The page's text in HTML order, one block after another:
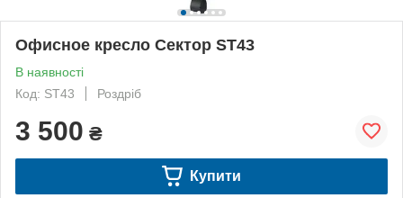
Офисное кресло Сектор ST43
В наявності
Код: ST43
Роздріб
3 500 ₴
Купити